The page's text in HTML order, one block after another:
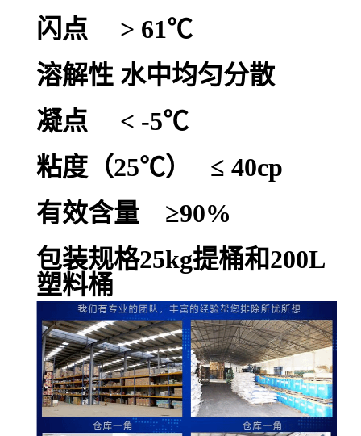
闪点 > 61℃
溶解性 水中均匀分散
凝点 < -5℃
粘度（25℃） ≤ 40cp
有效含量 ≥90%
包装规格25kg提桶和200L
塑料桶